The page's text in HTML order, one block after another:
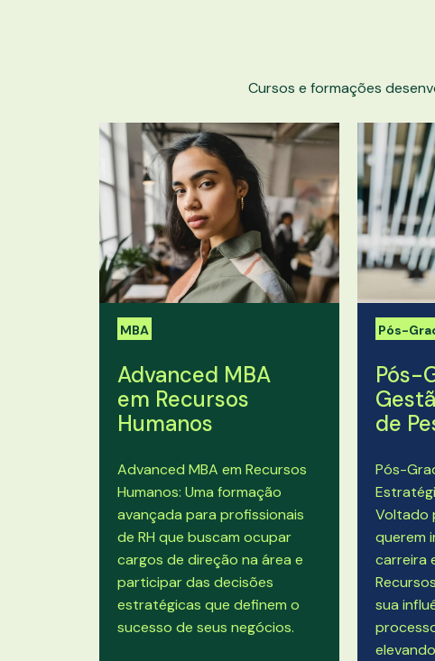
Cursos e formações
MBA
Advanced MBA
em Recursos
Humanos
Advanced MBA em Recursos
Humanos: Uma formação
avançada para profissionais
de RH que buscam ocupar
cargos de direção na área e
participar das decisões
estratégicas que definem o
sucesso de seus negócios.
Pós-
Pós-
de
Pós-
Voltado
querem
carreira
sua